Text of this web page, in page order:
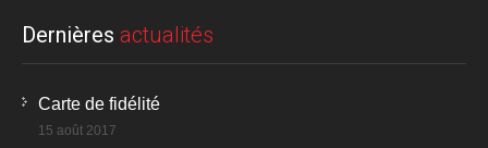
Dernières actualités
Carte de fidélité
15 août 2017